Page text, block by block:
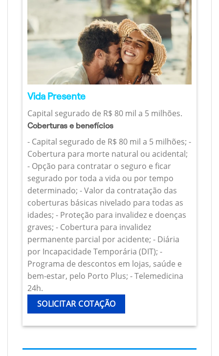
Vida Presente
Capital segurado de R$ 80 mil a 5 milhões.
Coberturas e benefícios
- Capital segurado de R$ 80 mil a 5 milhões; -
Cobertura para morte natural ou acidental;
- Opção para contratar o seguro e ficar
segurado por toda a vida ou por tempo
determinado; - Valor da contratação das
coberturas básicas nivelado para todas as
idades; - Proteção para invalidez e doenças
graves; - Cobertura para invalidez
permanente parcial por acidente; - Diária
por Incapacidade Temporária (DIT); -
Programa de descontos em lojas, saúde e
bem-estar, pelo Porto Plus; - Telemedicina
24h.
SOLICITAR COTAÇÃO